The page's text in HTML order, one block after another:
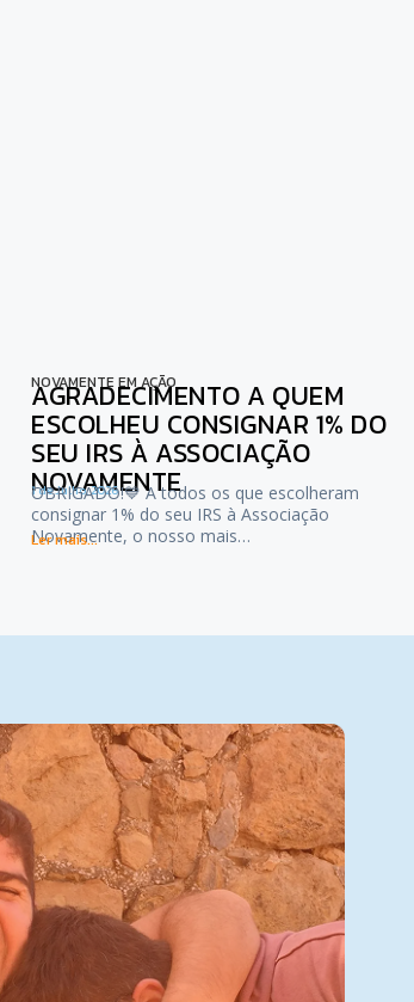
NOVAMENTE EM AÇÃO
AGRADECIMENTO A QUEM
ESCOLHEU CONSIGNAR 1% DO
SEU IRS À ASSOCIAÇÃO
NOVAMENTE
1 de Julho, 2026
OBRIGADO!💙 A todos os que escolheram
consignar 1% do seu IRS à Associação
Novamente, o nosso mais…
Ler mais...